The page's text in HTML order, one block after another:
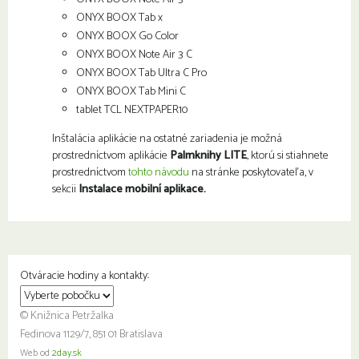
ONYX BOOX Tab x
ONYX BOOX Go Color
ONYX BOOX Note Air 3 C
ONYX BOOX Tab Ultra C Pro
ONYX BOOX Tab Mini C
tablet TCL NEXTPAPER10
Inštalácia aplikácie na ostatné zariadenia je možná
prostredníctvom aplikácie Palmknihy LITE, ktorú si stiahnete
prostredníctvomtohto návodu na stránke poskytovateľa, v
sekcii Instalace mobilní aplikace.
Otváracie hodiny a kontakty:
© Knižnica Petržalka
Fedinova 1129/7, 851 01 Bratislava
Web od 2day.sk